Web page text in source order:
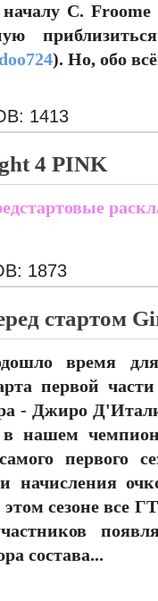
C. Froome
). Но, обо
1413
4 PINK
1873
стартом
время для
первой
- Джиро
в нашем
первого
начисления
сезоне все
состава...